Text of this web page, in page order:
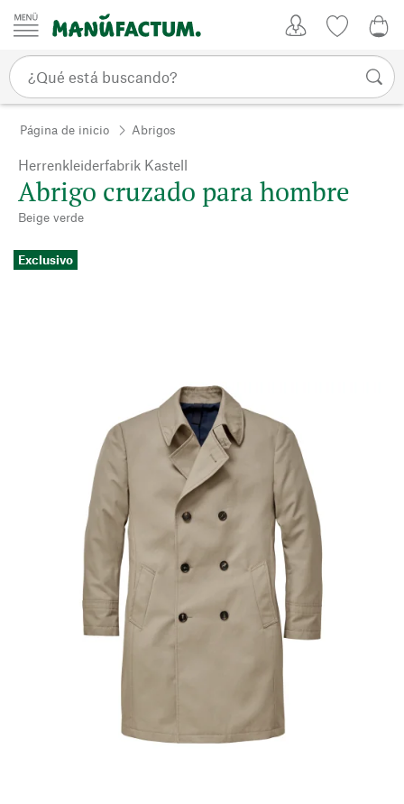
Ir al contenido
Página de inicio Abrigos
Herrenkleiderfabrik Kastell
Abrigo cruzado para hombre
Beige verde
Exclusivo